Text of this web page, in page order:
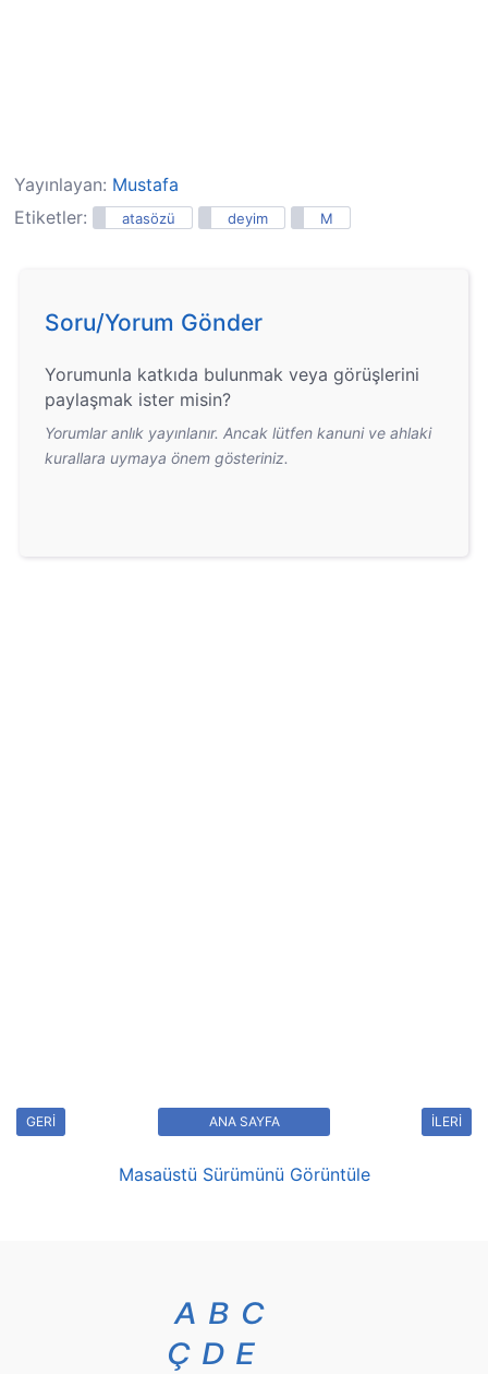
Yayınlayan: Mustafa
Etiketler:
atasözü deyim M
Soru/Yorum Gönder
Yorumunla katkıda bulunmak veya görüşlerini
paylaşmak ister misin?
Yorumlar anlık yayınlanır. Ancak lütfen kanuni ve ahlaki
kurallara uymaya önem gösteriniz.
GERİ İLERİ
ANA SAYFA
Masaüstü Sürümünü Görüntüle
A B C
Ç D E